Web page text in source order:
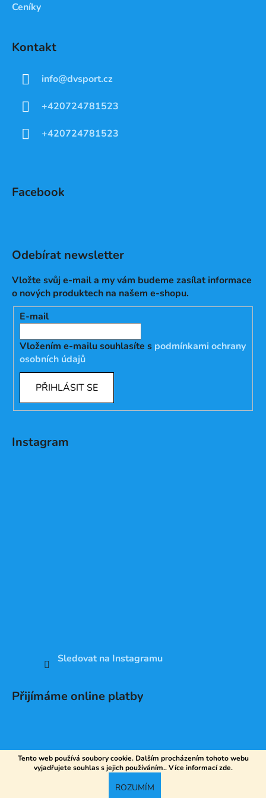
Tento web používá soubory cookie. Dalším procházením tohoto webu
vyjadřujete souhlas s jejich používáním.. Více informacízde.
ROZUMÍM
Ceníky
Kontakt
info@dvsport.cz
+420724781523
+420724781523
Facebook
Odebírat newsletter
Vložte svůj e-mail a my vám budeme zasílat informace
o nových produktech na našem e-shopu.
E-mail
Vložením e-mailu souhlasíte s podmínkami ochrany
osobních údajů
PŘIHLÁSIT SE
Instagram
Sledovat na Instagramu
Přijímáme online platby
Vytvořil Shoptet
DV SPORT. Všechna práva vyhrazena.